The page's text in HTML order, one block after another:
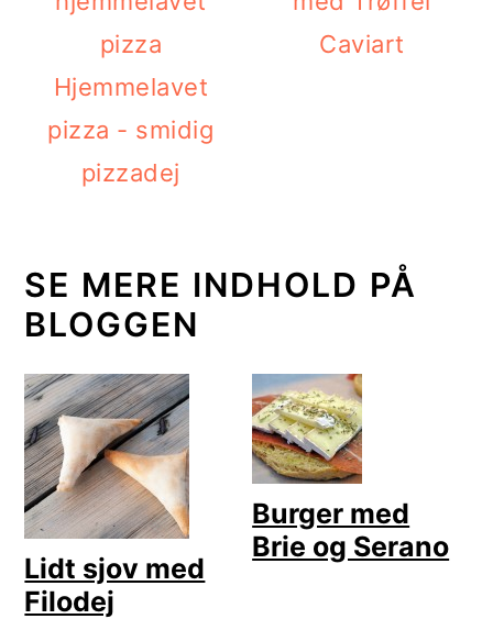
Hjemmelavet
pizza - smidig
pizzadej
Caviart
SE MERE INDHOLD PÅ
BLOGGEN
Lidt sjov med
Filodej
Burger med
Brie og Serano